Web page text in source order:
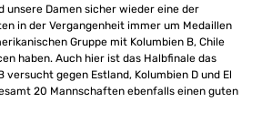
unsere Damen sicher wieder eine der
in der Vergangenheit immer um Medaillen
Gruppe mit Kolumbien B, Chile
haben. Auch hier ist das Halbfinale das
versucht gegen Estland, Kolumbien D und El
20 Mannschaften ebenfalls einen guten